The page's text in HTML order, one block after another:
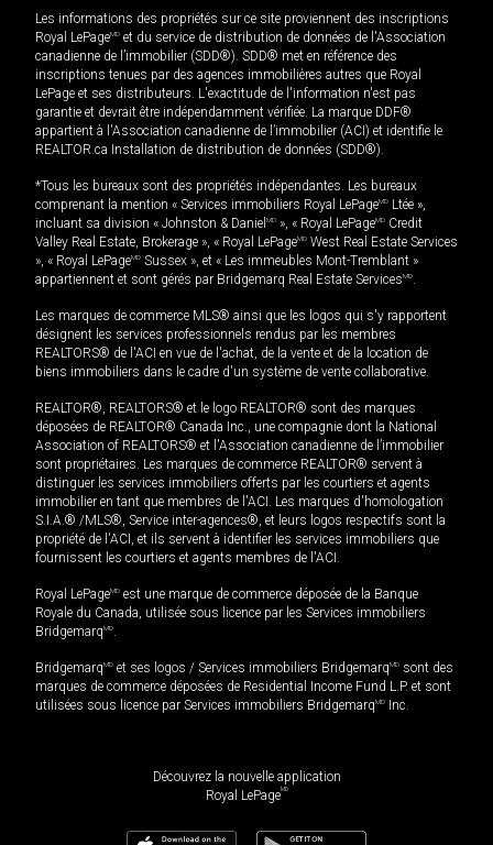
Les informations des propriétés sur ce site proviennent des inscriptions
Royal LePageMD et du service de distribution de données de l'Association
canadienne de l’immobilier (SDD®). SDD® met en référence des
inscriptions tenues par des agences immobilières autres que Royal
LePage et ses distributeurs. L'exactitude de l'information n'est pas
garantie et devrait être indépendamment vérifiée. La marque DDF®
appartient à l'Association canadienne de l’immobilier (ACI) et identifie le
REALTOR.ca Installation de distribution de données (SDD®).
*Tous les bureaux sont des propriétés indépendantes. Les bureaux
comprenant la mention « Services immobiliers Royal LePageMD Ltée »,
incluant sa division « Johnston & Daniel MD », « Royal LePageMD Credit
Valley Real Estate, Brokerage », « Royal LePageMD West Real Estate Services
», « Royal LePageMD Sussex », et « Les immeubles Mont-Tremblant »
appartiennent et sont gérés par Bridgemarq Real Estate ServicesMD
Les marques de commerce MLS® ainsi que les logos qui s'y rapportent
désignent les services professionnels rendus par les membres
REALTORS® de l'ACI en vue de l'achat, de la vente et de la location de
biens immobiliers dans le cadre d'un système de vente collaborative.
REALTOR®, REALTORS® et le logo REALTOR® sont des marques
déposées de REALTOR® Canada Inc., une compagnie dont la National
Association of REALTORS® et l'Association canadienne de l’immobilier
sont propriétaires. Les marques de commerce REALTOR® servent à
distinguer les services immobiliers offerts par les courtiers et agents
immobilier en tant que membres de l'ACI. Les marques d'homologation
S.I.A.® /MLS®, Service inter-agences®, et leurs logos respectifs sont la
propriété de l'ACI, et ils servent à identifier les services immobiliers que
fournissent les courtiers et agents membres de l'ACI.
Royal LePageMD est une marque de commerce déposée de la Banque
Royale du Canada, utilisée sous licence par les Services immobiliers
BridgemarqMD
BridgemarqMD et ses logos / Services immobiliers BridgemarqMD sont des
marques de commerce déposées de Residential Income Fund L.P. et sont
utilisées sous licence par Services immobiliers BridgemarqMD Inc.
Découvrez la nouvelle application
Royal LePageMD